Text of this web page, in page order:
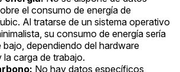
el consumo de energía de
Al tratarse de un sistema operativo
su consumo de energía sería
bajo, dependiendo del hardware
carga de trabajo.
No hay datos específicos